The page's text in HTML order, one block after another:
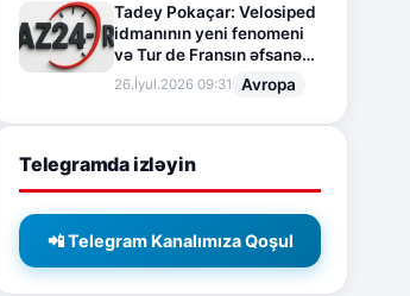
Tadey Pokaçar: Velosiped
idmanının yeni fenomeni
və Tur de Fransın əfsanəvi
səhifəsi
26.İyul.2026 09:31 Avropa
Telegramda izləyin
📲 Telegram Kanalımıza Qoşul